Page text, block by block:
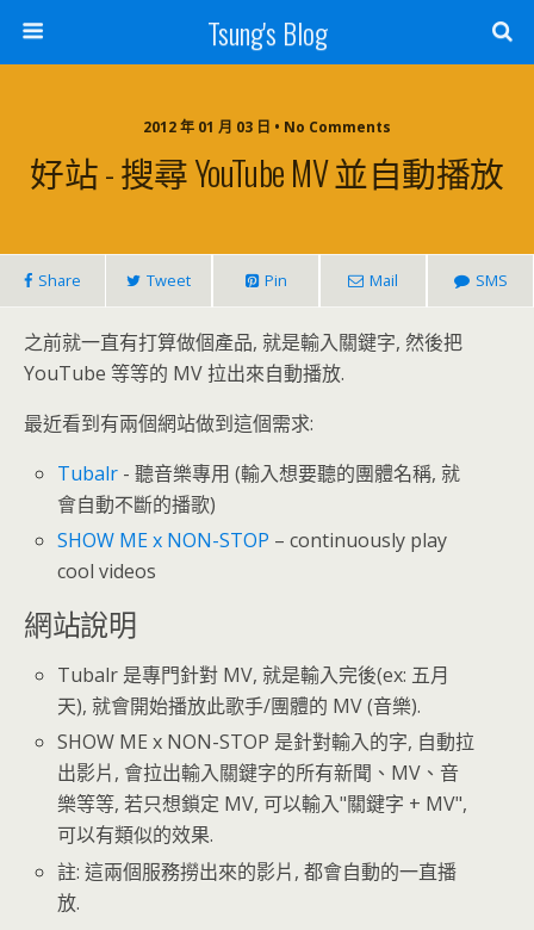
Tsung's Blog
2012 年 01 月 03 日 • No Comments
好站 - 搜尋 YouTube MV 並自動播放
Share Tweet Pin Mail SMS
之前就一直有打算做個產品, 就是輸入關鍵字, 然後把
YouTube 等等的 MV 拉出來自動播放.
最近看到有兩個網站做到這個需求:
Tubalr - 聽音樂專用 (輸入想要聽的團體名稱, 就
會自動不斷的播歌)
SHOW ME x NON-STOP – continuously play
cool videos
網站說明
Tubalr 是專門針對 MV, 就是輸入完後(ex: 五月
天), 就會開始播放此歌手/團體的 MV (音樂).
SHOW ME x NON-STOP 是針對輸入的字, 自動拉
出影片, 會拉出輸入關鍵字的所有新聞、MV、音
樂等等, 若只想鎖定 MV, 可以輸入"關鍵字 + MV",
可以有類似的效果.
註: 這兩個服務撈出來的影片, 都會自動的一直播
放.